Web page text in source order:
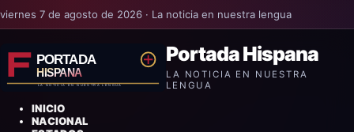
viernes 7 de agosto de 2026 · La noticia en nuestra lengua
Portada Hispana
LA NOTICIA EN NUESTRA
LENGUA
INICIO
NACIONAL